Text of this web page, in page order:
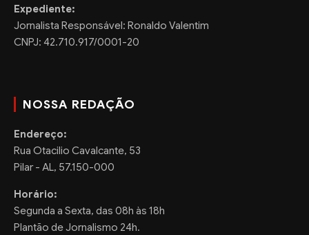
Expediente:
Jornalista Responsável: Ronaldo Valentim
CNPJ: 42.710.917/0001-20
NOSSA REDAÇÃO
Endereço:
Rua Otacilio Cavalcante, 53
Pilar - AL, 57.150-000
Horário:
Segunda a Sexta, das 08h às 18h
Plantão de Jornalismo 24h.